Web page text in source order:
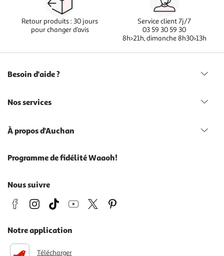
Retour produits : 30 jours
pour changer d’avis
Service client 7j/7
03 59 30 59 30
8h>21h, dimanche 8h30>13h
Besoin d'aide ?
Nos services
À propos d'Auchan
Programme de fidélité Waaoh!
Nous suivre
Notre application
Télécharger